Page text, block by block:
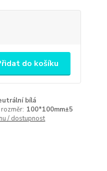
do košíku
bílá
100*100mm±5
/ dostupnost